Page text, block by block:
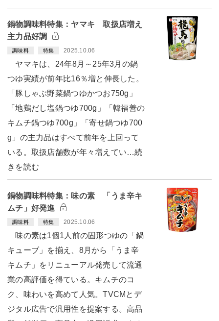
鍋物調味料特集：ヤマキ 取扱店増え
主力品好調
調味料 特集 2025.10.06
ヤマキは、24年8月～25年3月の鍋
つゆ実績が前年比16％増と伸長した。
「豚しゃぶ野菜鍋つゆかつお750g」
「地鶏だし塩鍋つゆ700g」「韓福善の
キムチ鍋つゆ700g」「寄せ鍋つゆ700
g」の主力品はすべて前年を上回って
いる。取扱店舗数が年々増えてい…続
きを読む
鍋物調味料特集：味の素 「うま辛キ
ムチ」好発進
調味料 特集 2025.10.06
味の素は1個1人前の固形つゆの「鍋
キューブ」を揃え、8月から「うま辛
キムチ」をリニューアル発売して流通
業の高評価を得ている。キムチのコ
ク、味わいを高めて人気。TVCMとデ
ジタル広告で汎用性を提案する。高品